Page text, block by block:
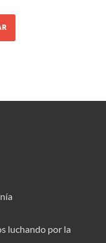
luchando por la